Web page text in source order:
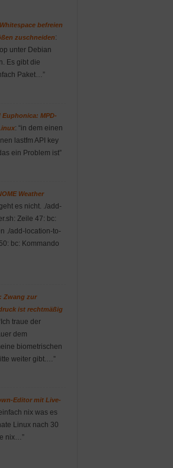
befreien
zuschneiden:
unter Debian
Es gibt die
Paket… ”
MPD-
: “in dem einen
lastfm API key
ein Problem ist”
Weather
es nicht. ./add-
Zeile 47: bc:
./add-location-to-
bc: Kommando
Zwang zur
ist rechtmäßig
Ich traue der
dem
biometrischen
weiter gibt.… ”
Editor mit Live-
nix was es
Linux nach 30
nix… ”